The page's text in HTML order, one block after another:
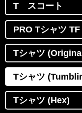
T スコート
PRO Tシャツ TF
Tシャツ
Tシャツ
Tシャツ (Hex)